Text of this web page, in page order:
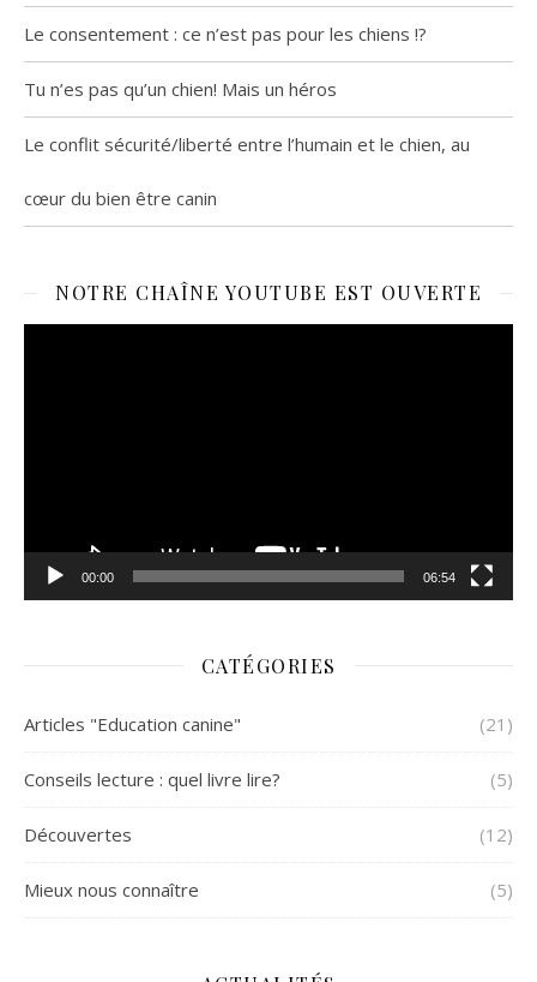
Le consentement : ce n’est pas pour les chiens !?
Tu n’es pas qu’un chien! Mais un héros
Le conflit sécurité/liberté entre l’humain et le chien, au
cœur du bien être canin
NOTRE CHAÎNE YOUTUBE EST OUVERTE
00:00 06:54
CATÉGORIES
Articles "Education canine" (21)
Conseils lecture : quel livre lire? (5)
Découvertes (12)
Mieux nous connaître (5)